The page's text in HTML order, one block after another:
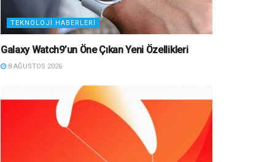
TEKNOLOJI HABERLERI
Galaxy Watch9’un Öne Çıkan Yeni Özellikleri
8 AĞUSTOS 2026